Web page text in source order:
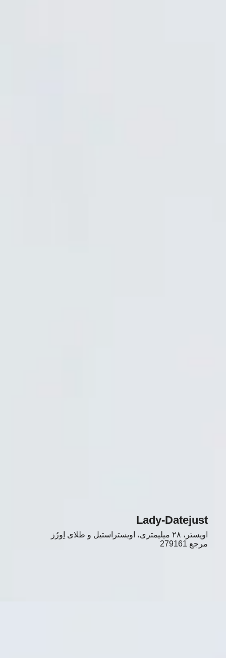
Lady-Datejust
اویستر، ۲۸ میلیمتری، اویستراستیل و طلای اِورُز
مرجع 279161